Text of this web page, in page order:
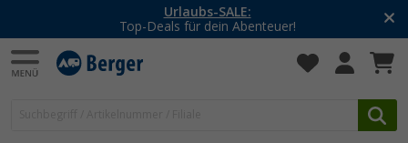
-20% auf Kleidung und Schuhe
Mit dem Aktionscode